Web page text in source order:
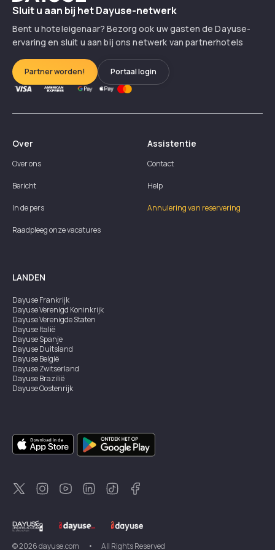
Sluit u aan bij het Dayuse-netwerk
Bent u hoteleigenaar? Bezorg ook uw gasten de Dayuse-
ervaring en sluit u aan bij ons netwerk van partnerhotels
Partner worden! Portaal login
Over
Over ons
Bericht
In de pers
Raadpleeg onze vacatures
Assistentie
Contact
Help
Annulering van reservering
LANDEN
DayuseFrankrijk
DayuseVerenigd Koninkrijk
DayuseVerenigde Staten
DayuseItalië
DayuseSpanje
DayuseDuitsland
DayuseBelgië
DayuseZwitserland
DayuseBrazilië
DayuseOostenrijk
DayuseSingapore
DayuseZweden
DayuseThailand
DayuseNieuw-Zeeland
DayuseTurkiye
©2026dayuse.com • All Rights Reserved